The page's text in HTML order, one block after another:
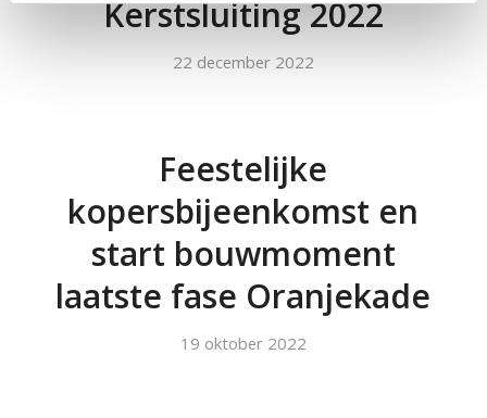
Kerstsluiting 2022
22 december 2022
Feestelijke
kopersbijeenkomst en
start bouwmoment
laatste fase Oranjekade
19 oktober 2022